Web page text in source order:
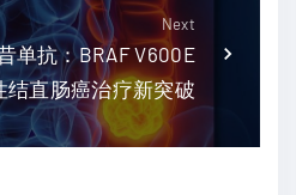
Next
单抗：BRAF V600E
结直肠癌治疗新突破